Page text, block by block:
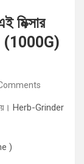
মিক্সার
(1000G)
Herb-Grinder
)